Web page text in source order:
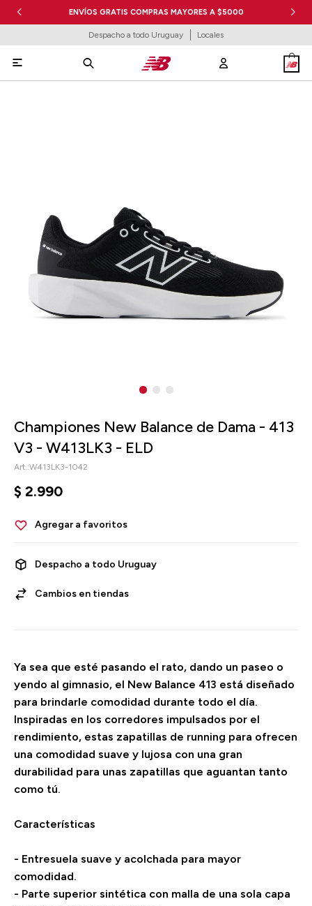
ENVÍOS GRATIS COMPRAS MAYORES A $5000
Despacho a todo Uruguay Locales

Championes New Balance de Dama - 413
V3 - W413LK3 - ELD
W413LK3-1042
$ 2.990
Despacho a todo Uruguay
Cambios en tiendas
Ya sea que esté pasando el rato, dando un paseo o
yendo al gimnasio, el New Balance 413 está diseñado
para brindarle comodidad durante todo el día.
Inspiradas en los corredores impulsados por el
rendimiento, estas zapatillas de running para ofrecen
una comodidad suave y lujosa con una gran
durabilidad para unas zapatillas que aguantan tanto
como tú.
Características
- Entresuela suave y acolchada para mayor
comodidad.
- Parte superior sintética con malla de una sola capa